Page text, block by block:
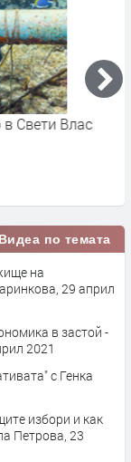
Влас
Видеа по темата
на
29 април
в застой -
2021
с Генка
избори и как
Петрова, 23